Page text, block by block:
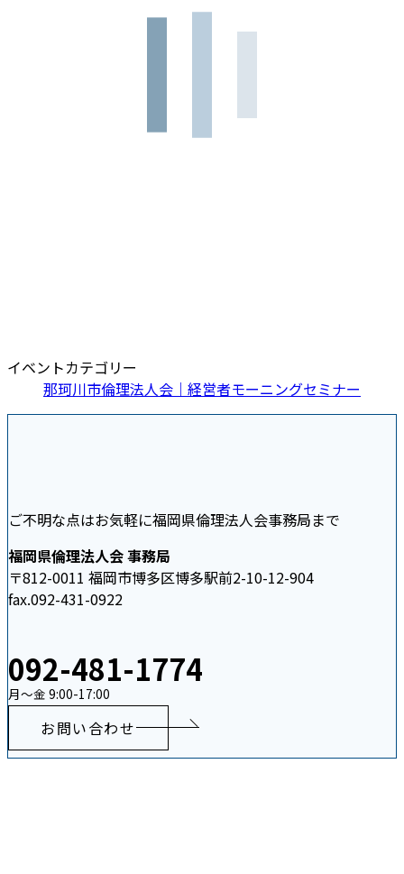
イベントカテゴリー
那珂川市倫理法人会｜経営者モーニングセミナー
ご不明な点はお気軽に福岡県倫理法人会事務局まで
福岡県倫理法人会 事務局
〒812-0011 福岡市博多区博多駅前2-10-12-904
fax.092-431-0922
092-481-1774
月〜金 9:00-17:00
お問い合わせ